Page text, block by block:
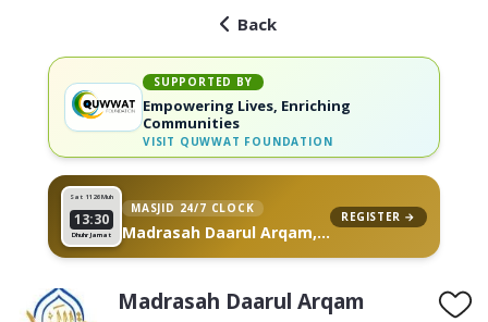
Back
SUPPORTED BY
Empowering Lives, Enriching
Communities
VISIT QUWWAT FOUNDATION
Sat 11 26 Muh
13:30
Dhuhr Jamat
MASJID 24/7 CLOCK
Madrasah Daarul Arqam,
REGISTER →
Madrasah Daarul Arqam